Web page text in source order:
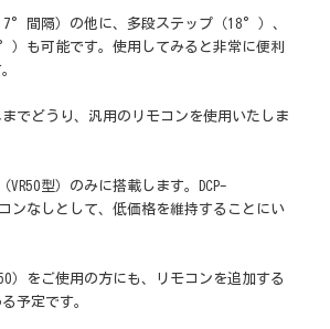
間隔）の他に、多段ステップ（18°）、
も可能です。使用してみると非常に便利
でどうり、汎用のリモコンを使用いたしま
VR50型）のみに搭載します。DCP-
ンなしとして、低価格を維持することにい
）をご使用の方にも、リモコンを追加する
予定です。